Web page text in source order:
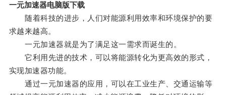
一元加速器电脑版下载
随着科技的进步，人们对能源利用效率和环境保护的要
求越来越高。
一元加速器就是为了满足这一需求而诞生的。
它利用先进的技术，可以将能源转化为更高效的形式，
实现加速器功能。
通过一元加速器的应用，可以在工业生产、交通运输等